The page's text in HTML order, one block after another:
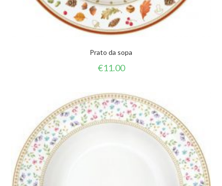
Prato da sopa
€11.00